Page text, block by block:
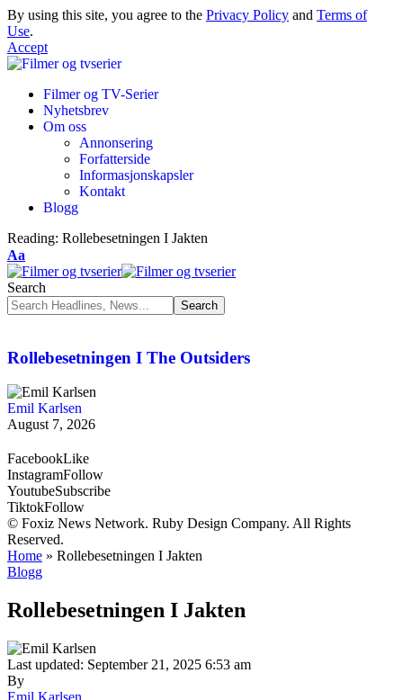
By using this site, you agree to the Privacy Policy and Terms of
Use.
Accept
Filmer og TV-Serier
Nyhetsbrev
Om oss
Annonsering
Forfatterside
Informasjonskapsler
Kontakt
Blogg
Reading: Rollebesetningen I Jakten
Aa
Search
Rollebesetningen I The Outsiders
Emil Karlsen
August 7, 2026
FacebookLike
InstagramFollow
YoutubeSubscribe
TiktokFollow
© Foxiz News Network. Ruby Design Company. All Rights
Reserved.
Home » Rollebesetningen I Jakten
Blogg
Rollebesetningen I Jakten
Last updated: September 21, 2025 6:53 am
By